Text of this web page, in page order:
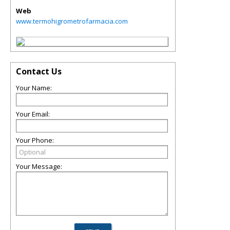
Web
www.termohigrometrofarmacia.com
Contact Us
Your Name:
Your Email:
Your Phone:
Your Message: